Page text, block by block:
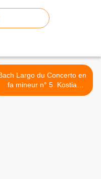
Largo du Concerto en
fa mineur n° 5. Kostia
Sineva >